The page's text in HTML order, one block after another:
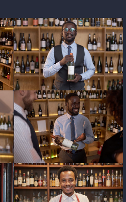
photo
photo